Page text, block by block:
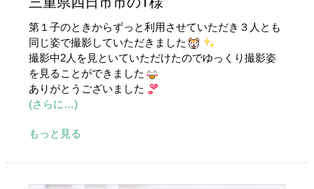
第１子のときからずっと利用させていただき３人とも
同じ姿で撮影していただきました
撮影中2人を見といていただけたのでゆっくり撮影姿
を見ることができました
ありがとうございました
(さらに…)
もっと見る